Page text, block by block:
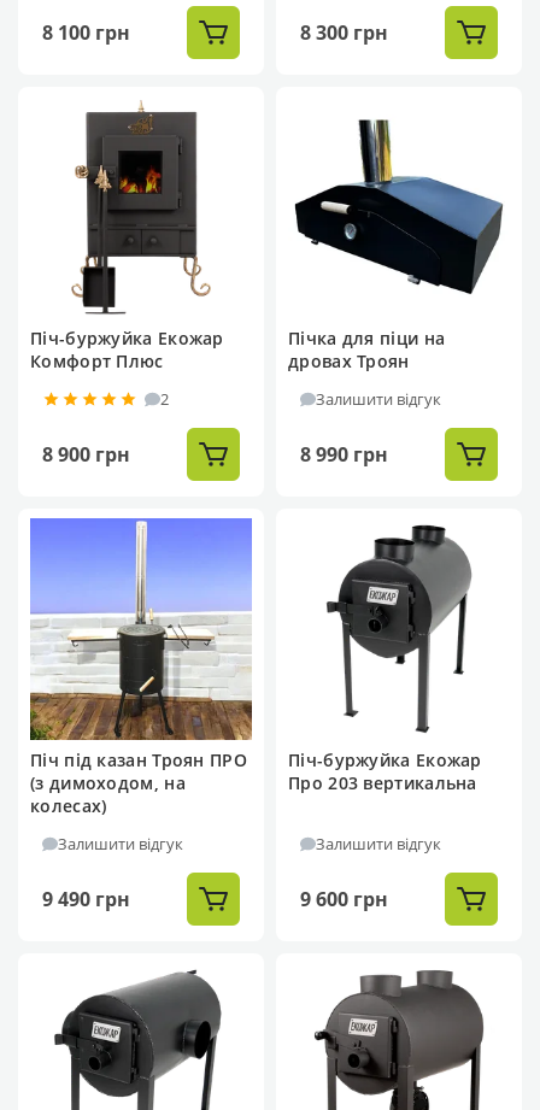
8 100 грн 8 300 грн
Піч-буржуйка Екожар
Комфорт Плюс
2
8 900 грн
Пічка для піци на
дровах Троян
Залишити відгук
8 990 грн
Піч під казан Троян ПРО
(з димоходом, на
колесах)
Залишити відгук
9 490 грн
Піч-буржуйка Екожар
Про 203 вертикальна
Залишити відгук
9 600 грн